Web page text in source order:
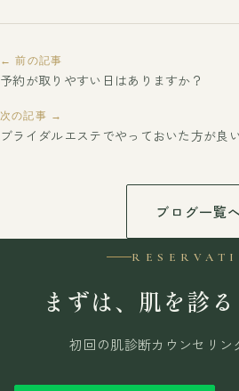
← 前の記事
予約が取りやすい日はありますか？
次の記事 →
ブライダルエステでやっておいた方が良
ブログ一覧へ
まずは、肌を診る
初回の肌診断カウンセリン